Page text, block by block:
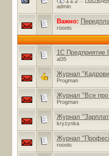
admin
Важно:
rooots
1С Предприятие
al35
Журнал
Progman
Журнал "Все про
Progman
Журнал
kryzynka
Журнал
rooots